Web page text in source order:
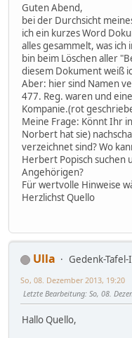
Guten Abend,
bei der Durchsicht
ich ein kurzes Word
alles gesammelt, was
bin beim Löschen aller
diesem Dokument weiß
Aber: hier sind Namen
477. Reg. waren und
Kompanie.(rot
Meine Frage: Könnt Ihr
Norbert hat sie)
verzeichnet sind? Wo
Herbert Popisch suchen
Angehörigen?
Für wertvolle Hinweise
Herzlichst Quello
Ulla Gedenk-
So, 08. Dezember 2013, 19:20
Letzte Bearbeitung: So, 08.
Hallo Quello,